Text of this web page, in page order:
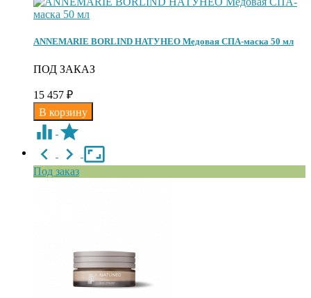
ANNEMARIE BORLIND НАТУНЕО Медовая СПА-маска 50 мл
ПОД ЗАКАЗ
15 457 ₽
Под заказ